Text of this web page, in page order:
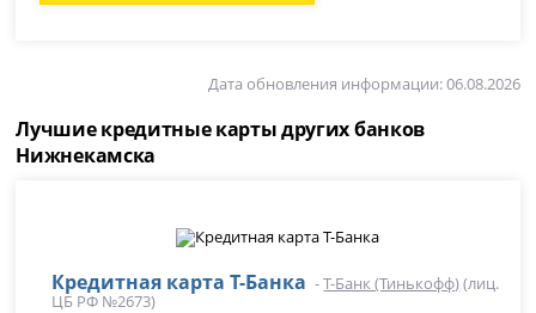
Дата обновления информации: 06.08.2026
Лучшие кредитные карты других банков
Нижнекамска
Кредитная карта Т-Банка -Т-Банк (Тинькофф)(лиц.
ЦБ РФ №2673)